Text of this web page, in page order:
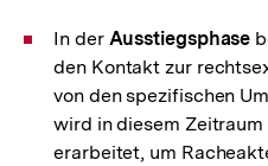
In der Ausstiegsphase
den Kontakt zur
von den spezifischen
wird in diesem
erarbeitet, um